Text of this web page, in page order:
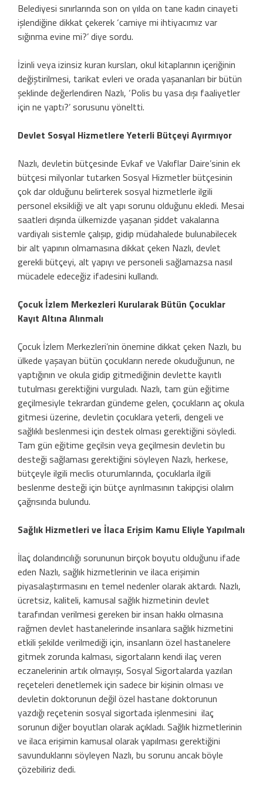
Belediyesi sınırlarında son on yılda on tane kadın cinayeti
işlendiğine dikkat çekerek ‘camiye mi ihtiyacımız var
sığınma evine mi?’ diye sordu.
İzinli veya izinsiz kuran kursları, okul kitaplarının içeriğinin
değiştirilmesi, tarikat evleri ve orada yaşananları bir bütün
şeklinde değerlendiren Nazlı, ‘Polis bu yasa dışı faaliyetler
için ne yaptı?’ sorusunu yöneltti.
Devlet Sosyal Hizmetlere Yeterli Bütçeyi Ayırmıyor
Nazlı, devletin bütçesinde Evkaf ve Vakıflar Daire’sinin ek
bütçesi milyonlar tutarken Sosyal Hizmetler bütçesinin
çok dar olduğunu belirterek sosyal hizmetlerle ilgili
personel eksikliği ve alt yapı sorunu olduğunu ekledi. Mesai
saatleri dışında ülkemizde yaşanan şiddet vakalarına
vardiyalı sistemle çalışıp, gidip müdahalede bulunabilecek
bir alt yapının olmamasına dikkat çeken Nazlı, devlet
gerekli bütçeyi, alt yapıyı ve personeli sağlamazsa nasıl
mücadele edeceğiz ifadesini kullandı.
Çocuk İzlem Merkezleri Kurularak Bütün Çocuklar
Kayıt Altına Alınmalı
Çocuk İzlem Merkezleri’nin önemine dikkat çeken Nazlı, bu
ülkede yaşayan bütün çocukların nerede okuduğunun, ne
yaptığının ve okula gidip gitmediğinin devlette kayıtlı
tutulması gerektiğini vurguladı. Nazlı, tam gün eğitime
geçilmesiyle tekrardan gündeme gelen, çocukların aç okula
gitmesi üzerine, devletin çocuklara yeterli, dengeli ve
sağlıklı beslenmesi için destek olması gerektiğini söyledi.
Tam gün eğitime geçilsin veya geçilmesin devletin bu
desteği sağlaması gerektiğini söyleyen Nazlı, herkese,
bütçeyle ilgili meclis oturumlarında, çocuklarla ilgili
beslenme desteği için bütçe ayrılmasının takipçisi olalım
çağrısında bulundu.
Sağlık Hizmetleri ve İlaca Erişim Kamu Eliyle Yapılmalı
İlaç dolandırıcılığı sorununun birçok boyutu olduğunu ifade
eden Nazlı, sağlık hizmetlerinin ve ilaca erişimin
piyasalaştırmasını en temel nedenler olarak aktardı. Nazlı,
ücretsiz, kaliteli, kamusal sağlık hizmetinin devlet
tarafından verilmesi gereken bir insan hakkı olmasına
rağmen devlet hastanelerinde insanlara sağlık hizmetini
etkili şekilde verilmediği için, insanların özel hastanelere
gitmek zorunda kalması, sigortaların kendi ilaç veren
eczanelerinin artık olmayışı, Sosyal Sigortalarda yazılan
reçeteleri denetlemek için sadece bir kişinin olması ve
devletin doktorunun değil özel hastane doktorunun
yazdığı reçetenin sosyal sigortada işlenmesini ilaç
sorunun diğer boyutları olarak açıkladı. Sağlık hizmetlerinin
ve ilaca erişimin kamusal olarak yapılması gerektiğini
savunduklarını söyleyen Nazlı, bu sorunu ancak böyle
çözebiliriz dedi.